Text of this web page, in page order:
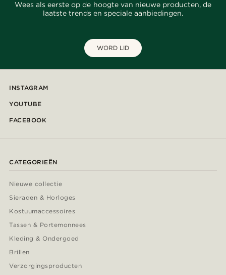
Wees als eerste op de hoogte van nieuwe producten, de
laatste trends en speciale aanbiedingen.
WORD LID
INSTAGRAM
YOUTUBE
FACEBOOK
CATEGORIEËN
Nieuwe collectie
Sieraden & Horloges
Kostuumaccessoires
Tassen & Portemonnees
Kleding & Ondergoed
Brillen
Verzorgingsproducten